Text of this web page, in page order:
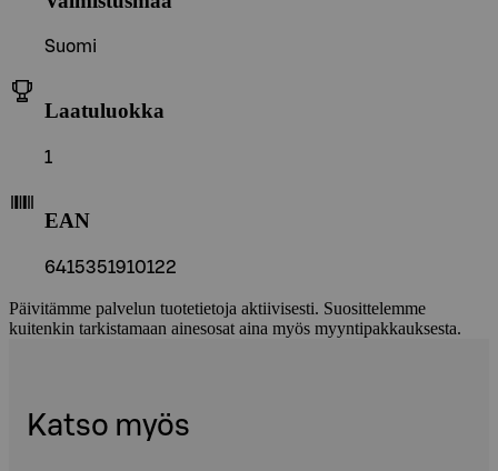
Suomi
Laatuluokka
1
EAN
6415351910122
Päivitämme palvelun tuotetietoja aktiivisesti. Suosittelemme
kuitenkin tarkistamaan ainesosat aina myös myyntipakkauksesta.
Katso myös